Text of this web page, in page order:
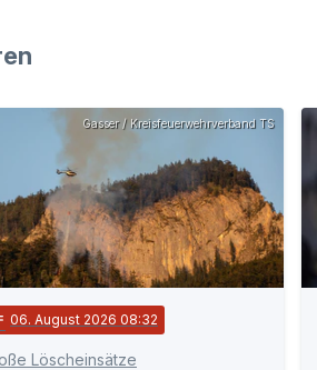
Gasser / Kreisfeuerwehrverband TS
06. August 2026 08:32
Löscheinsätze